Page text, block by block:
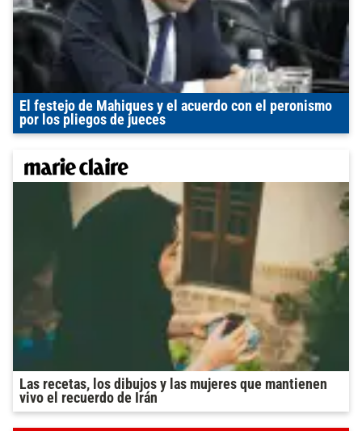
El festejo de Mahiques y el acuerdo con el peronismo
por los pliegos de jueces
Las recetas, los dibujos y las mujeres que mantienen
vivo el recuerdo de Irán